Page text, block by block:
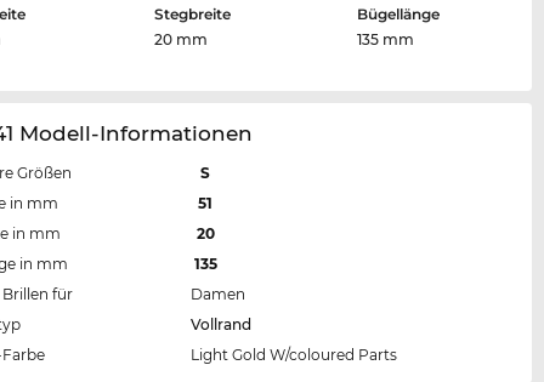
Stegbreite
20 mm
Bügellänge
135 mm
Modell-Informationen
Größen
S
in mm
51
in mm
20
in mm
135
für
Damen
Vollrand
Light Gold W/coloured Parts